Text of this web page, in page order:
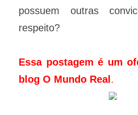
possuem outras
respeito?
Essa postagem é um
blog O Mundo Real .